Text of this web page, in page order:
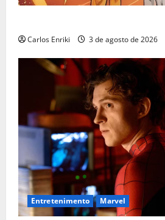
Carlos Enriki 3 de agosto de 2026
Entretenimento Marvel